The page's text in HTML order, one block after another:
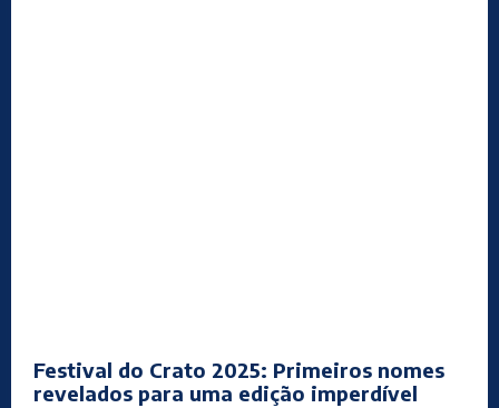
Festival do Crato 2025: Primeiros nomes
revelados para uma edição imperdível